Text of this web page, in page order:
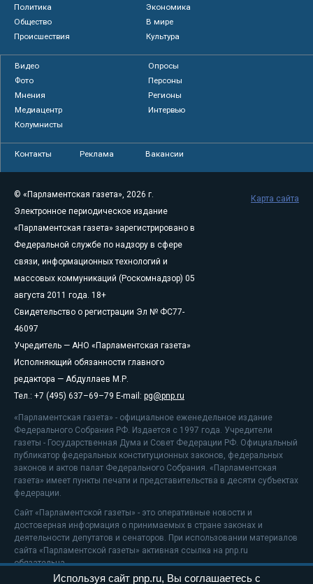
Политика
Экономика
Общество
В мире
Происшествия
Культура
Видео
Опросы
Фото
Персоны
Мнения
Регионы
Медиацентр
Интервью
Колумнисты
Контакты Реклама Вакансии
© «Парламентская газета», 2026 г.
Электронное периодическое издание
«Парламентская газета» зарегистрировано в
Федеральной службе по надзору в сфере
связи, информационных технологий и
массовых коммуникаций (Роскомнадзор) 05
августа 2011 года. 18+
Свидетельство о регистрации Эл № ФС77-
46097
Учредитель — АНО «Парламентская газета»
Исполняющий обязанности главного
редактора — Абдуллаев М.Р.
Тел.: +7 (495) 637–69–79 E-mail: pg@pnp.ru
«Парламентская газета» - официальное еженедельное издание
Федерального Собрания РФ. Издается с 1997 года. Учредители
газеты - Государственная Дума и Совет Федерации РФ. Официальный
публикатор федеральных конституционных законов, федеральных
законов и актов палат Федерального Собрания. «Парламентская
газета» имеет пункты печати и представительства в десяти субъектах
федерации.
Сайт «Парламентской газеты» - это оперативные новости и
достоверная информация о принимаемых в стране законах и
деятельности депутатов и сенаторов. При использовании материалов
сайта «Парламентской газеты» активная ссылка на pnp.ru
обязательна.
Карта сайта
Используя сайт pnp.ru, Вы соглашаетесь с